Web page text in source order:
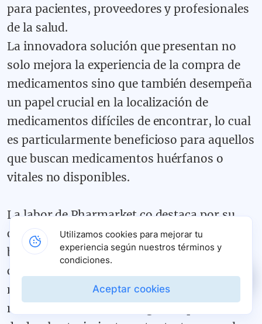
para pacientes, proveedores y profesionales
de la salud.
La innovadora solución que presentan no
solo mejora la experiencia de la compra de
medicamentos sino que también desempeña
un papel crucial en la localización de
medicamentos difíciles de encontrar, lo cual
es particularmente beneficioso para aquellos
que buscan medicamentos huérfanos o
vitales no disponibles.
La labor de Pharmarket.co destaca por su
compromiso con la accesibilidad, operando
bajo estrictos estándares de seguridad y
calidad para garantizar que los
medicamentos lleguen a los usuarios de
manera confiable. Al mitigar los problemas
Utilizamos cookies para mejorar tu
experiencia según nuestros términos y
condiciones.
Aceptar cookies